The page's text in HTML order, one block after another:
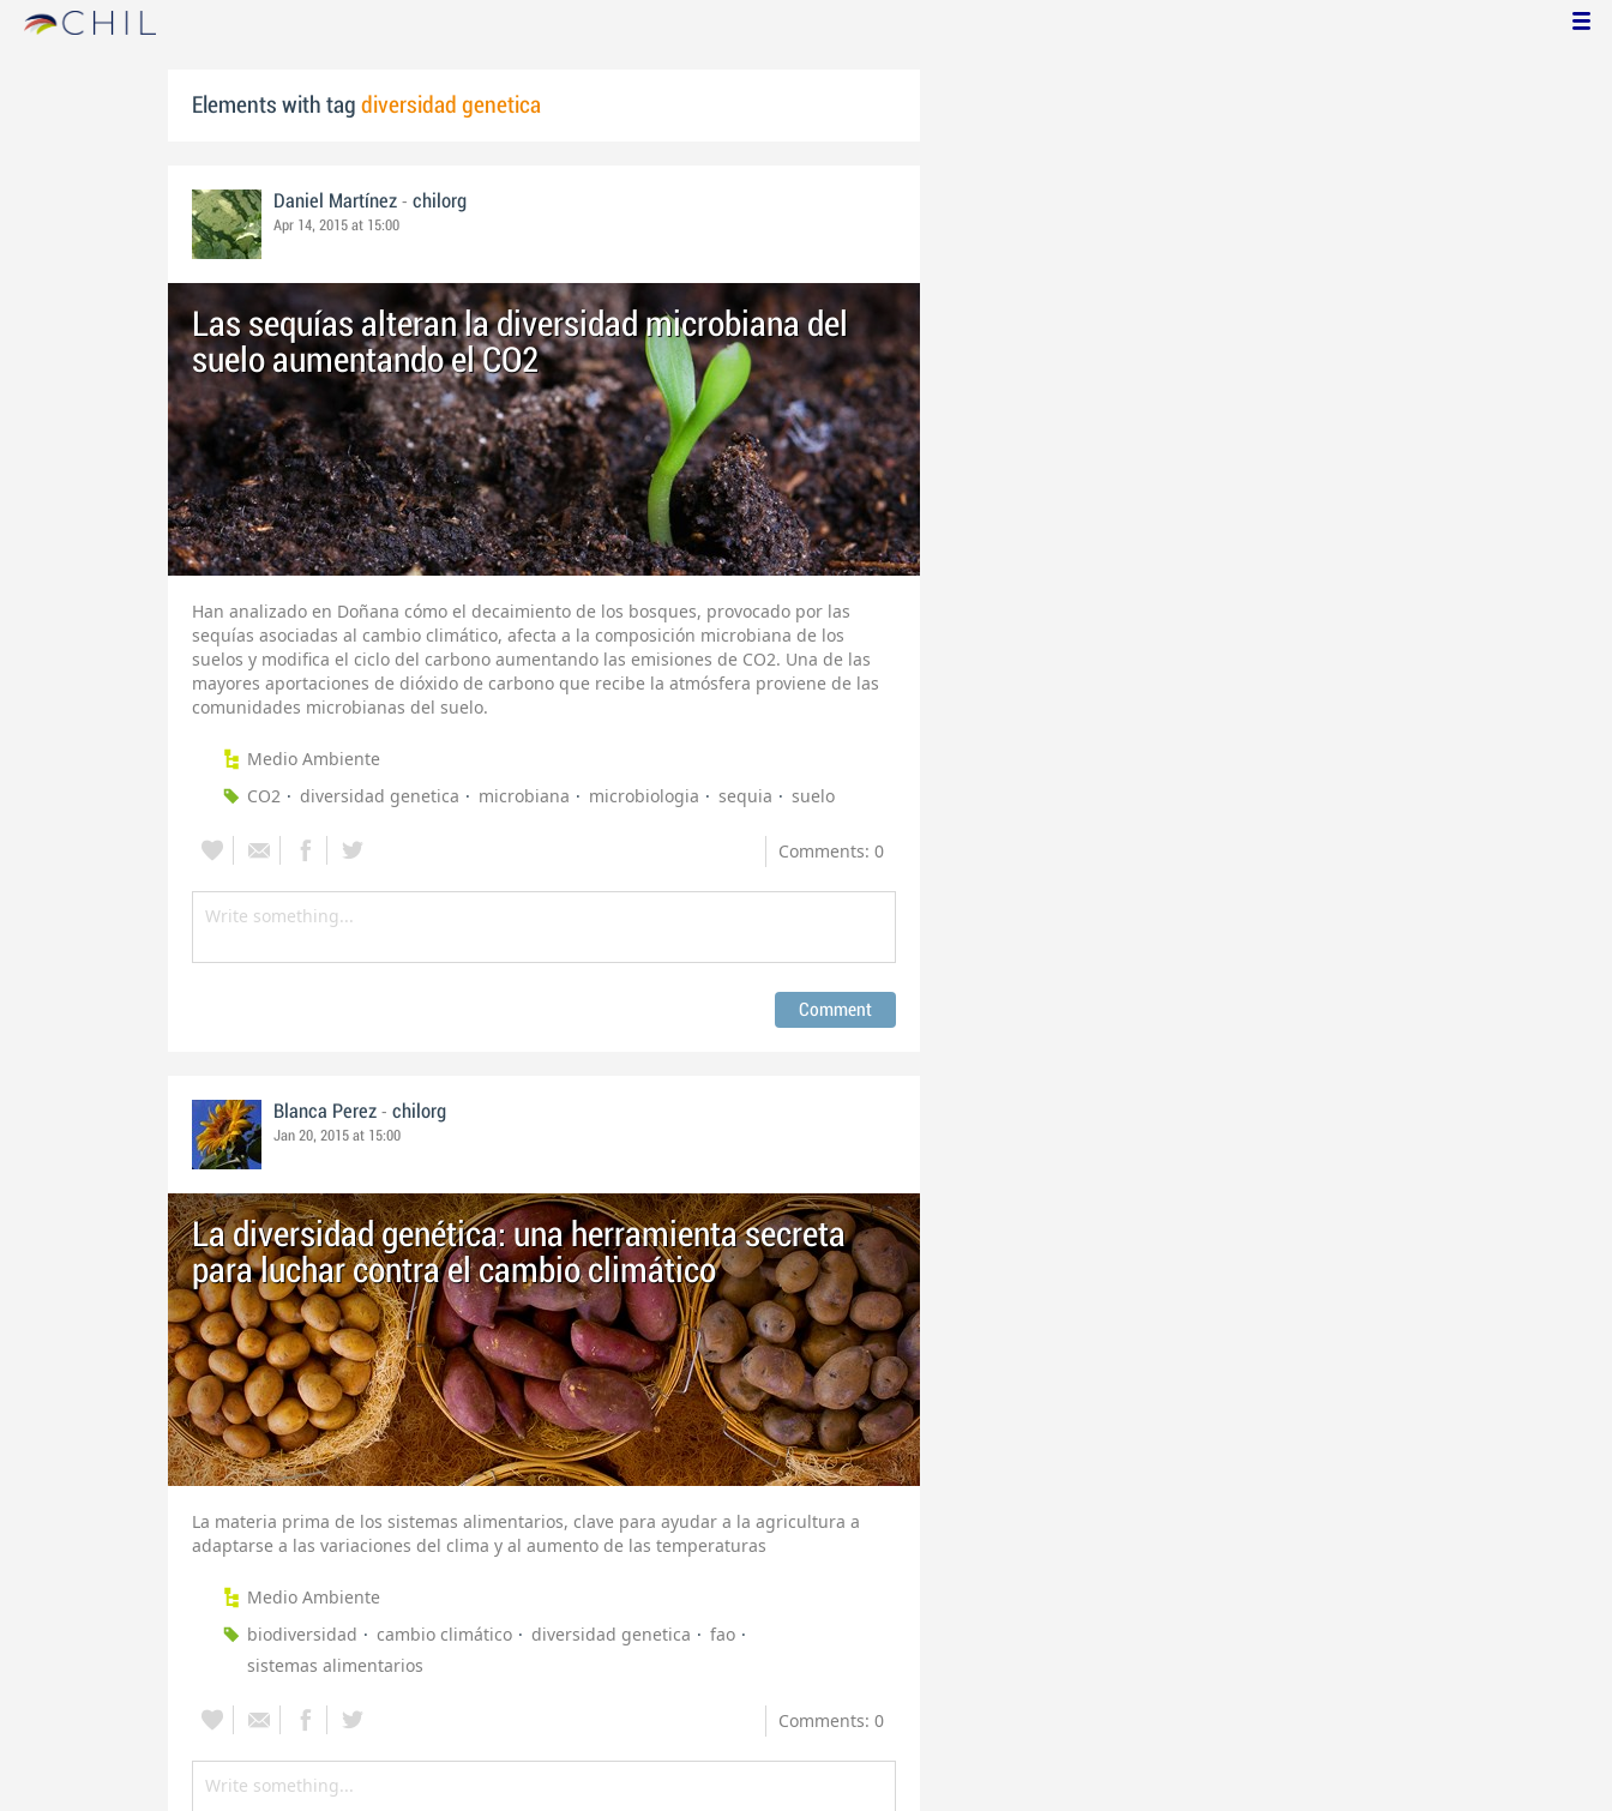
Elements with tag diversidad genetica
Daniel Martínez - chilorg
Apr 14, 2015 at 15:00
Las sequías alteran la diversidad microbiana del
suelo aumentando el CO2
Han analizado en Doñana cómo el decaimiento de los bosques, provocado por las
sequías asociadas al cambio climático, afecta a la composición microbiana de los
suelos y modifica el ciclo del carbono aumentando las emisiones de CO2. Una de las
mayores aportaciones de dióxido de carbono que recibe la atmósfera proviene de las
comunidades microbianas del suelo.
Medio Ambiente
CO2
diversidad genetica microbiana microbiologia sequia suelo
Comments: 0
Blanca Perez - chilorg
Jan 20, 2015 at 15:00
La diversidad genética: una herramienta secreta
para luchar contra el cambio climático
La materia prima de los sistemas alimentarios, clave para ayudar a la agricultura a
adaptarse a las variaciones del clima y al aumento de las temperaturas
Medio Ambiente
biodiversidad
cambio climático diversidad genetica
fao
sistemas alimentarios
Comments: 0